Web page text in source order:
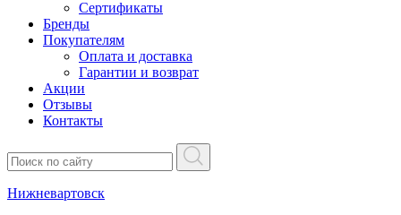
Сертификаты
Бренды
Покупателям
Оплата и доставка
Гарантии и возврат
Акции
Отзывы
Контакты
Нижневартовск